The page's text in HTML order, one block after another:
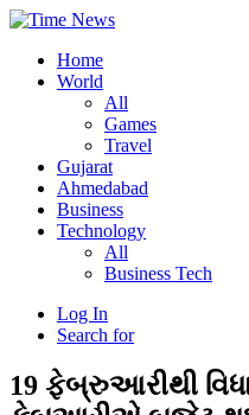
Home
World
All
Games
Travel
Gujarat
Ahmedabad
Business
Technology
All
Business Tech
Log In
Search for
19 ફેબ્રુઆરીથી